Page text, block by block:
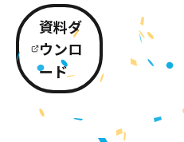
資料ダ
ウンロ
ード